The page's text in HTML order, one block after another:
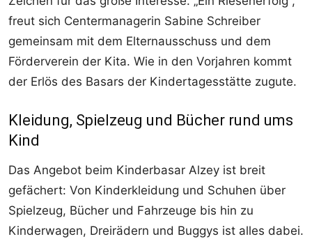
freut sich Centermanagerin Sabine Schreiber
gemeinsam mit dem Elternausschuss und dem
Förderverein der Kita. Wie in den Vorjahren kommt
der Erlös des Basars der Kindertagesstätte zugute.
Kleidung, Spielzeug und Bücher rund ums
Kind
Das Angebot beim Kinderbasar Alzey ist breit
gefächert: Von Kinderkleidung und Schuhen über
Spielzeug, Bücher und Fahrzeuge bis hin zu
Kinderwagen, Dreirädern und Buggys ist alles dabei.